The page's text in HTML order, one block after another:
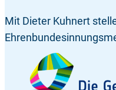
Mit Dieter Kuhnert